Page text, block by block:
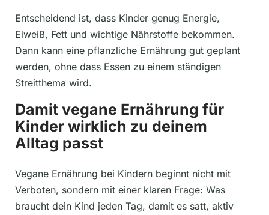
Entscheidend ist, dass Kinder genug Energie,
Eiweiß, Fett und wichtige Nährstoffe bekommen.
Dann kann eine pflanzliche Ernährung gut geplant
werden, ohne dass Essen zu einem ständigen
Streitthema wird.
Damit vegane Ernährung für
Kinder wirklich zu deinem
Alltag passt
Vegane Ernährung bei Kindern beginnt nicht mit
Verboten, sondern mit einer klaren Frage: Was
braucht dein Kind jeden Tag, damit es satt, aktiv